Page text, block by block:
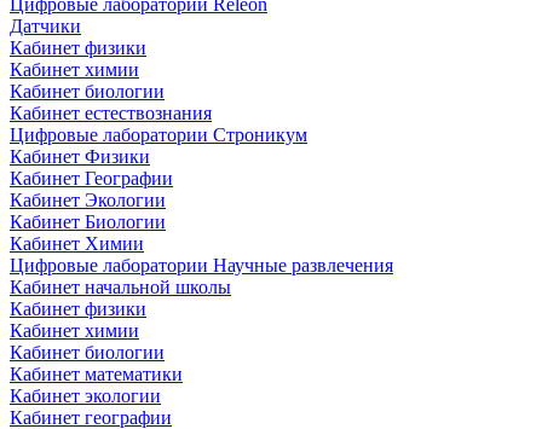
Цифровые лаборатории Releon
Датчики
Кабинет физики
Кабинет химии
Кабинет биологии
Кабинет естествознания
Цифровые лаборатории Строникум
Кабинет Физики
Кабинет Географии
Кабинет Экологии
Кабинет Биологии
Кабинет Химии
Цифровые лаборатории Научные развлечения
Кабинет начальной школы
Кабинет физики
Кабинет химии
Кабинет биологии
Кабинет математики
Кабинет экологии
Кабинет географии